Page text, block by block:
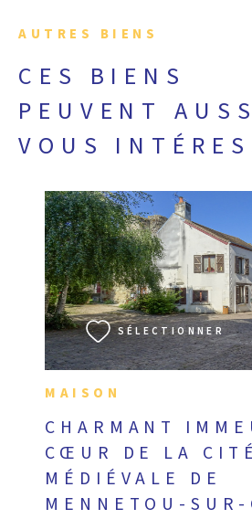
AUTRES BIENS
CES BIENS
PEUVENT
VOUS
MAISON
CHARMANT
CŒUR DE LA CITÉ
MÉDIÉVALE DE
MENNETOU-SUR-
SÉLECTIONNER
VOIR LE